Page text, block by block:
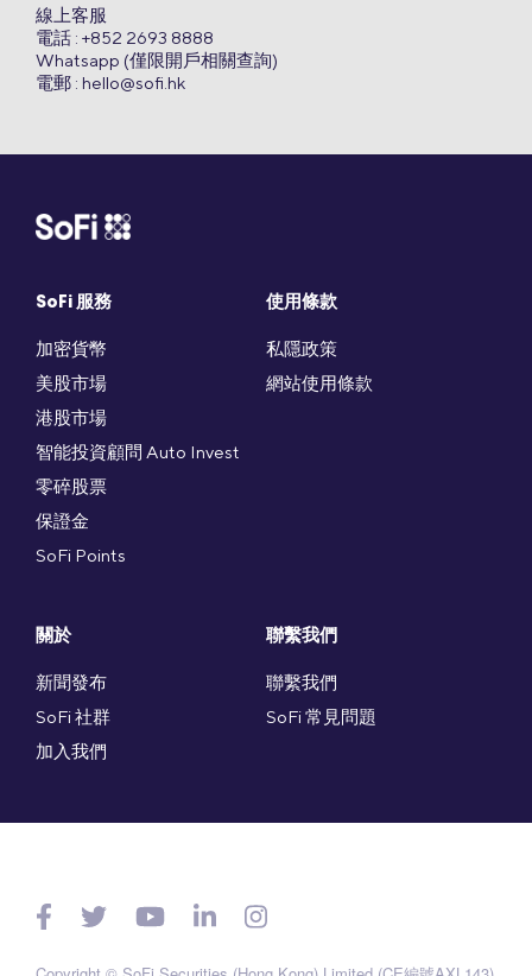
SoFi 服務
加密貨幣
美股市場
港股市場
智能投資顧問 Auto Invest
零碎股票
保證金
SoFi Points
使用條款
私隱政策
網站使用條款
關於
新聞發布
SoFi 社群
加入我們
聯繫我們
聯繫我們
SoFi 常見問題
線上客服
電話 : +852 2693 8888
Whatsapp (僅限開戶相關查詢)
電郵 : hello@sofi.hk